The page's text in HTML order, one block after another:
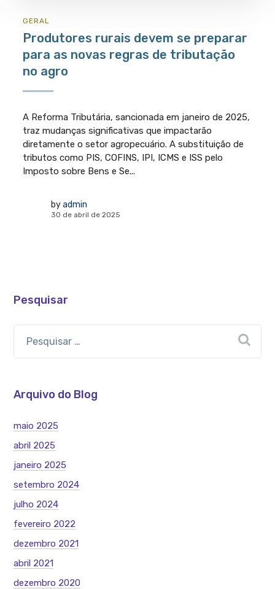
GERAL
Produtores rurais devem se preparar
para as novas regras de tributação
no agro
A Reforma Tributária, sancionada em janeiro de 2025,
traz mudanças significativas que impactarão
diretamente o setor agropecuário. A substituição de
tributos como PIS, COFINS, IPI, ICMS e ISS pelo
Imposto sobre Bens e Se...
by admin
30 de abril de 2025
Pesquisar
Arquivo do Blog
maio 2025
abril 2025
janeiro 2025
setembro 2024
julho 2024
fevereiro 2022
dezembro 2021
abril 2021
dezembro 2020